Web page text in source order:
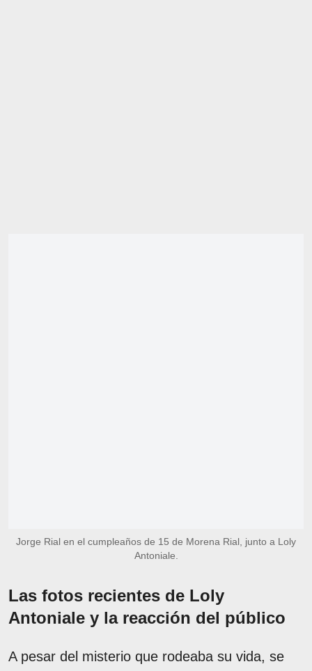
Jorge Rial en el cumpleaños de 15 de Morena Rial, junto a Loly
Antoniale.
Las fotos recientes de Loly
Antoniale y la reacción del público
A pesar del misterio que rodeaba su vida, se